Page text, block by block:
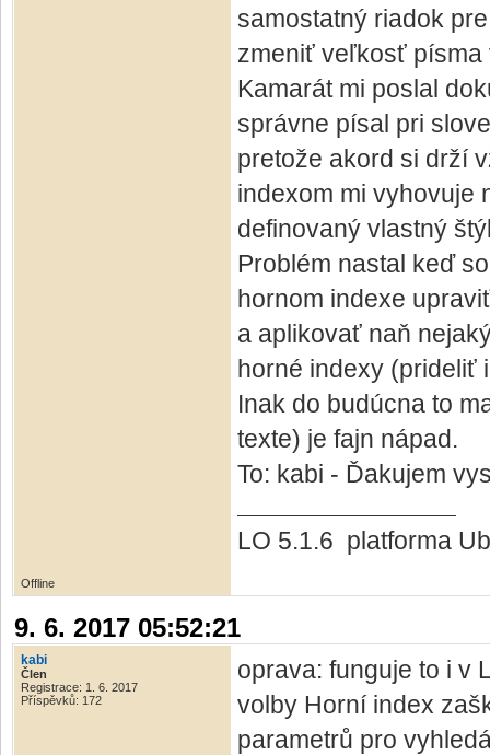
samostatný riadok
zmeniť veľkosť písma
Kamarát mi poslal
správne písal pri
pretože akord si drží
indexom mi vyhovuje
definovaný vlastný
Problém nastal keď
hornom indexe
a aplikovať naň
horné indexy (prideliť
Inak do budúcna to
texte) je fajn nápad.
To: kabi - Ďakujem
LO 5.1.6 platforma
Offline
9. 6. 2017 05:52:21
kabi
Člen
Registrace: 1. 6. 2017
Příspěvků: 172
oprava: funguje to i v
volby Horní index
parametrů pro